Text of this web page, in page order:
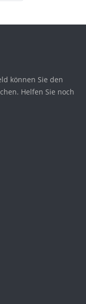
können Sie den
Helfen Sie noch